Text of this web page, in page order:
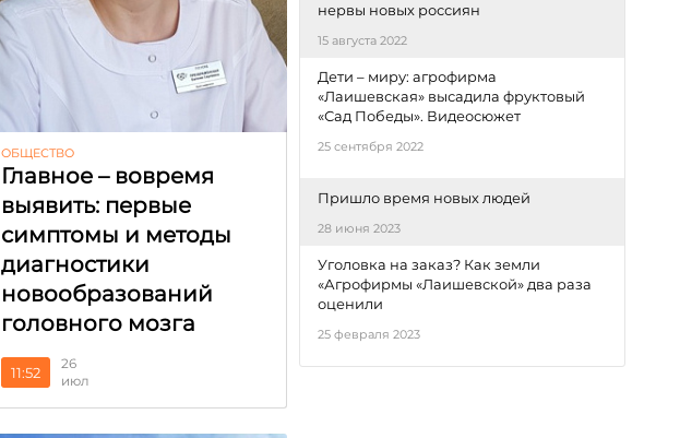
ОБЩЕСТВО
Главное – вовремя
выявить: первые
симптомы и методы
диагностики
новообразований
головного мозга
11:52
26
июл
нервы новых россиян
15 августа 2022
Дети – миру: агрофирма
«Лаишевская» высадила фруктовый
«Сад Победы». Видеосюжет
25 сентября 2022
Пришло время новых людей
28 июня 2023
Уголовка на заказ? Как земли
«Агрофирмы «Лаишевской» два раза
оценили
25 февраля 2023